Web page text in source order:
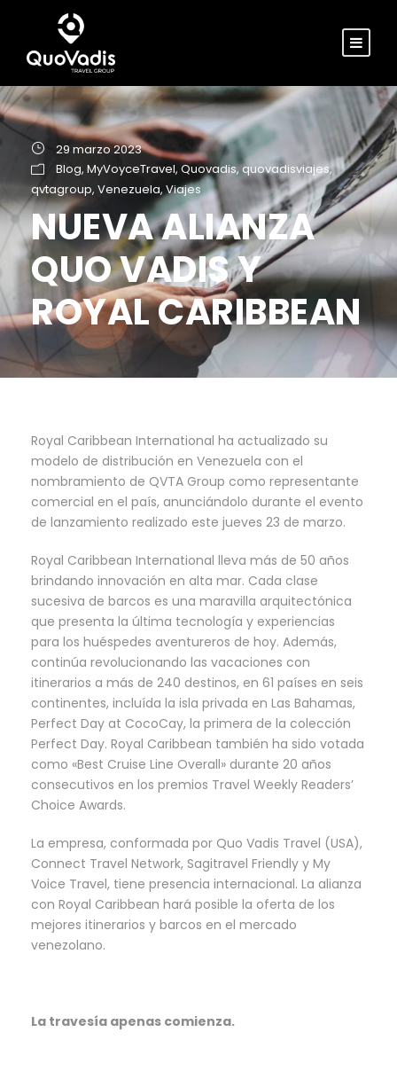
29 marzo 2023
Blog, MyVoyceTravel, Quovadis,quovadisviajes,
qvtagroup, Venezuela, Viajes
NUEVA ALIANZA
QUO VADIS Y
ROYAL CARIBBEAN
Royal Caribbean International ha actualizado su
modelo de distribución en Venezuela con el
nombramiento de QVTA Group como representante
comercial en el país, anunciándolo durante el evento
de lanzamiento realizado este jueves 23 de marzo.
Royal Caribbean International lleva más de 50 años
brindando innovación en alta mar. Cada clase
sucesiva de barcos es una maravilla arquitectónica
que presenta la última tecnología y experiencias
para los huéspedes aventureros de hoy. Además,
continúa revolucionando las vacaciones con
itinerarios a más de 240 destinos, en 61 países en seis
continentes, incluída la isla privada en Las Bahamas,
Perfect Day at CocoCay, la primera de la colección
Perfect Day. Royal Caribbean también ha sido votada
como «Best Cruise Line Overall» durante 20 años
consecutivos en los premios Travel Weekly Readers’
Choice Awards.
La empresa, conformada por Quo Vadis Travel (USA),
Connect Travel Network, Sagitravel Friendly y My
Voice Travel, tiene presencia internacional. La alianza
con Royal Caribbean hará posible la oferta de los
mejores itinerarios y barcos en el mercado
venezolano.
La travesía apenas comienza.